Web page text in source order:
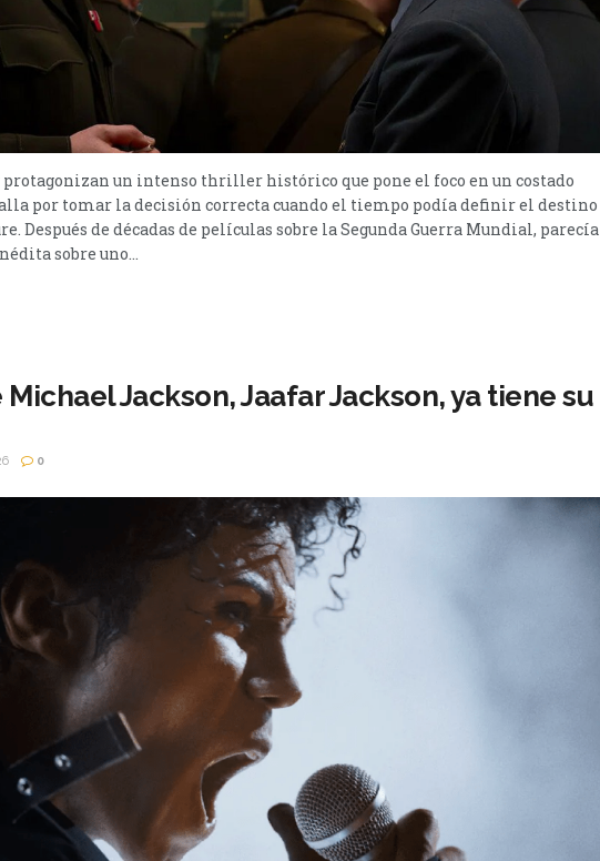
un intenso thriller histórico que pone el foco en un costado
por tomar la decisión correcta cuando el tiempo podía definir el destino
Después de décadas de películas sobre la Segunda Guerra Mundial, parecía
sobre uno...
Jackson, Jaafar Jackson, ya tiene su
0